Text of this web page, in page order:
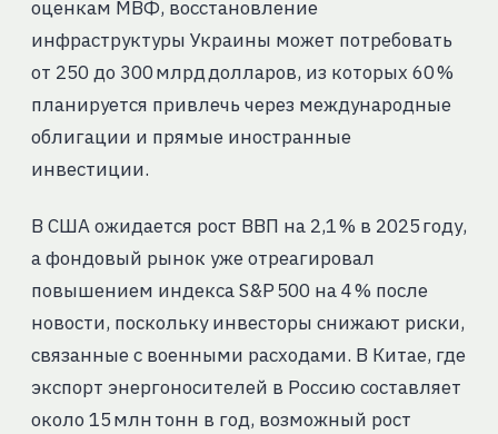
оценкам МВФ, восстановление
инфраструктуры Украины может потребовать
от 250 до 300 млрд долларов, из которых 60 %
планируется привлечь через международные
облигации и прямые иностранные
инвестиции.
В США ожидается рост ВВП на 2,1 % в 2025 году,
а фондовый рынок уже отреагировал
повышением индекса S&P 500 на 4 % после
новости, поскольку инвесторы снижают риски,
связанные с военными расходами. В Китае, где
экспорт энергоносителей в Россию составляет
около 15 млн тонн в год, возможный рост